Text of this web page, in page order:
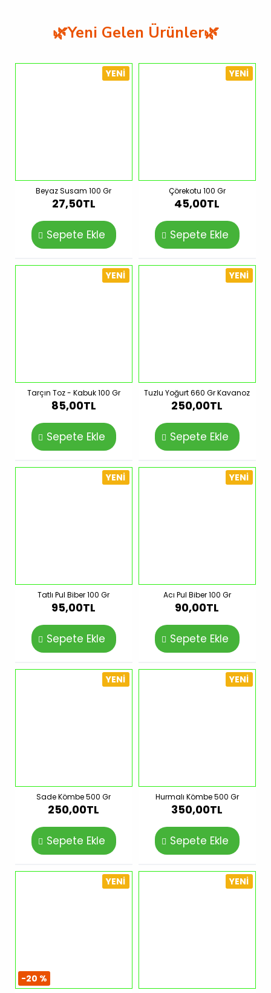
🌿Yeni Gelen Ürünler🌿
YENI
Beyaz Susam 100 Gr
27,50TL
Sepete Ekle
YENI
Çörekotu 100 Gr
45,00TL
Sepete Ekle
YENI
Tarçın Toz - Kabuk 100 Gr
85,00TL
Sepete Ekle
YENI
Tuzlu Yoğurt 660 Gr Kavanoz
250,00TL
Sepete Ekle
YENI
Tatlı Pul Biber 100 Gr
95,00TL
Sepete Ekle
YENI
Acı Pul Biber 100 Gr
90,00TL
Sepete Ekle
YENI
Sade Kömbe 500 Gr
250,00TL
Sepete Ekle
YENI
Hurmalı Kömbe 500 Gr
350,00TL
Sepete Ekle
YENI
-20 %
YENI